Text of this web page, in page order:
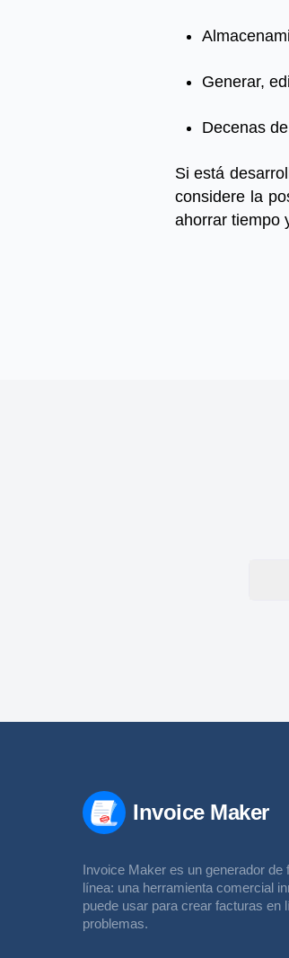
Generar,
Decenas
Si está
considere la
ahorrar tiempo
Invoice Maker
Invoice Maker es un generador de
línea: una herramienta comercial
puede usar para crear facturas en
problemas.